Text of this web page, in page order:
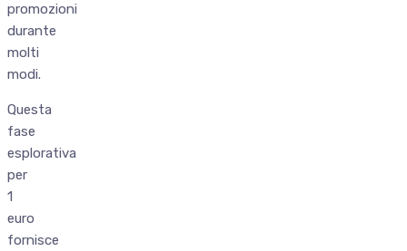
promozioni
durante
molti
modi.
Questa
fase
esplorativa
per
1
euro
fornisce